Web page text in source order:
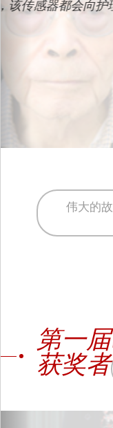
一个走路的
阅读更多
伟大的
第一
获奖者